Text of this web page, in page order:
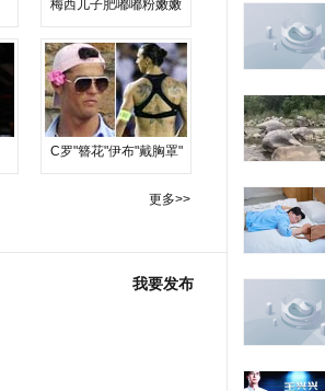
梅西儿子肥嘟嘟粉嫩嫩
C罗"簪花"伊布"戴胸罩"
更多>>
我要发布